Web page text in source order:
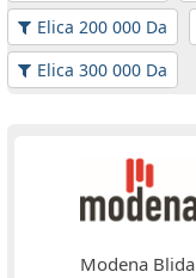
Elica 200 000 Da
Elica 300 000 Da
Modena Blida